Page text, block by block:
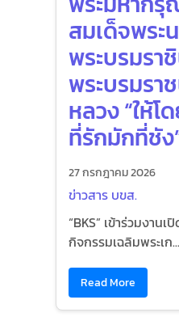
สมเด็จพระ
พระบรมรา
พระบรมร
หลวง “ให้โ
ที่รักมักที่ชัง
27 กรกฎาคม 2026
ข่าวสาร บขส.
“BKS” เข้าร่วมงาน
กิจกรรมเฉลิมพระเก...
Read More